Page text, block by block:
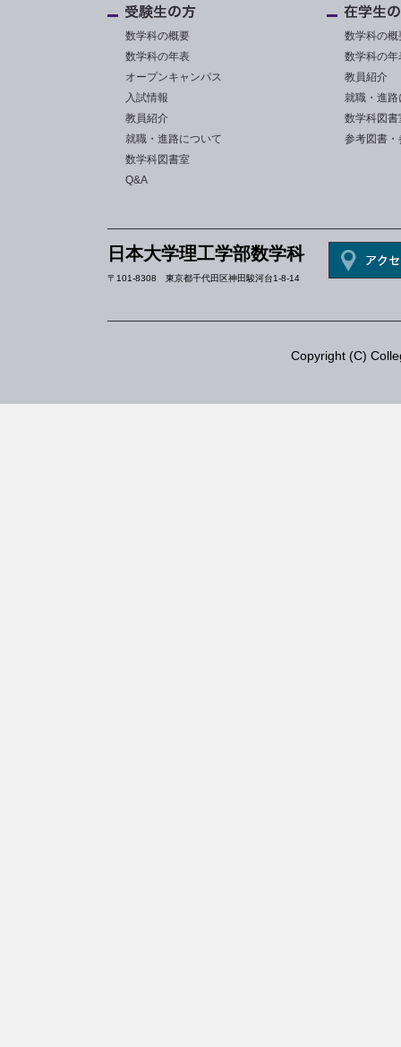
数学科の概要
数学科の年表
オープンキャンパス
入試情報
教員紹介
就職・進路について
数学科図書室
Q&A
数学科の概
数学科の年
教員紹介
就職・進路
数学科図書
参考図書
日本大学理工学部数学科
〒101-8308 東京都千代田区神田駿河台1-8-14
Copyright (C)